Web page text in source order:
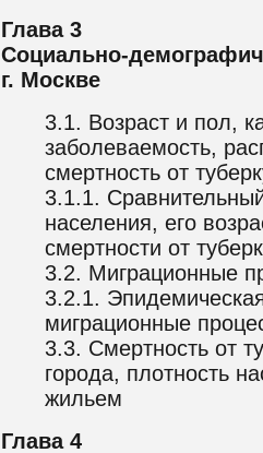
Глава 3
Социально-
г. Москве
3.1. Возраст и пол,
заболеваемость,
смертность от
3.1.1.
населения, его
смертности от
3.2. Миграционные
3.2.1.
миграционные
3.3. Смертность от
города, плотность
жильем
Глава 4